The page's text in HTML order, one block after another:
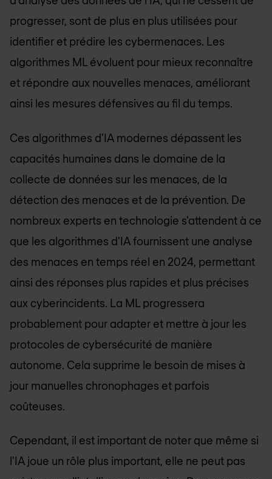
progresser, sont de plus en plus utilisées pour
identifier et prédire les cybermenaces. Les
algorithmes ML évoluent pour mieux reconnaître
et répondre aux nouvelles menaces, améliorant
ainsi les mesures défensives au fil du temps.
Ces algorithmes d'IA modernes dépassent les
capacités humaines dans le domaine de la
collecte de données sur les menaces, de la
détection des menaces et de la prévention. De
nombreux experts en technologie s'attendent à ce
que les algorithmes d'IA fournissent une analyse
des menaces en temps réel en 2024, permettant
ainsi des réponses plus rapides et plus précises
aux cyberincidents. La ML progressera
probablement pour adapter et mettre à jour les
protocoles de cybersécurité de manière
autonome. Cela supprime le besoin de mises à
jour manuelles chronophages et parfois
coûteuses.
Cependant, il est important de noter que même si
l'IA joue un rôle plus important, elle ne peut pas